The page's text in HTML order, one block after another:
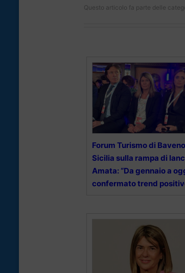
Questo articolo fa parte delle
Forum Turismo di
Sicilia sulla rampa di
Amata: “Da gennaio a
confermato trend